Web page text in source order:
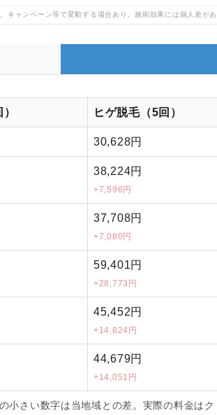
キャンペーン等で変動する場合あり。施術効果には個人差が
ヒゲ脱毛（5回）
30,628円
38,224円
+7,596円
37,708円
+7,080円
59,401円
+28,773円
45,452円
+14,824円
44,679円
+14,051円
小さい数字は当地域との差。実際の料金は